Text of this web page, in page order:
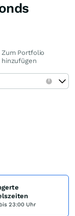
Zum Portfolio
hinzufügen
23:00 Uhr